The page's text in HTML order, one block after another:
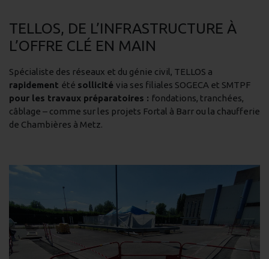
TELLOS, DE L’INFRASTRUCTURE À
L’OFFRE CLÉ EN MAIN
Spécialiste des réseaux et du génie civil, TELLOS a
rapidement été sollicité via ses filiales SOGECA et SMTPF
pour les travaux préparatoires : fondations, tranchées,
câblage – comme sur les projets Fortal à Barr ou la chaufferie
de Chambières à Metz.